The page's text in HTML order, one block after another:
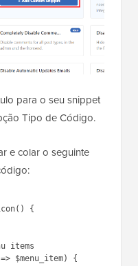
para o seu snippet
Tipo de Código.
e colar o seguinte
{